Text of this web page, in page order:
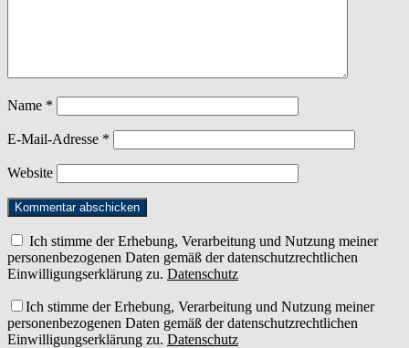
Name *
E-Mail-Adresse *
Website
Ich stimme der Erhebung, Verarbeitung und Nutzung meiner
personenbezogenen Daten gemäß der datenschutzrechtlichen
Einwilligungserklärung zu. Datenschutz
Ich stimme der Erhebung, Verarbeitung und Nutzung meiner
personenbezogenen Daten gemäß der datenschutzrechtlichen
Einwilligungserklärung zu. Datenschutz